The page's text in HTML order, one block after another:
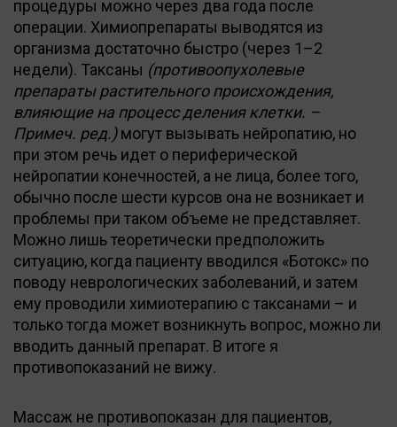
процедуры можно через два года после
операции. Химиопрепараты выводятся из
организма достаточно быстро (через 1–2
недели). Таксаны (противоопухолевые
препараты растительного происхождения,
влияющие на процесс деления клетки. –
Примеч. ред.)могут вызывать нейропатию, но
при этом речь идет о периферической
нейропатии конечностей, а не лица, более того,
обычно после шести курсов она не возникает и
проблемы при таком объеме не представляет.
Можно лишь теоретически предположить
ситуацию, когда пациенту вводился «Ботокс» по
поводу неврологических заболеваний, и затем
ему проводили химиотерапию с таксанами – и
только тогда может возникнуть вопрос, можно ли
вводить данный препарат. В итоге я
противопоказаний не вижу.
Массаж не противопоказан для пациентов,